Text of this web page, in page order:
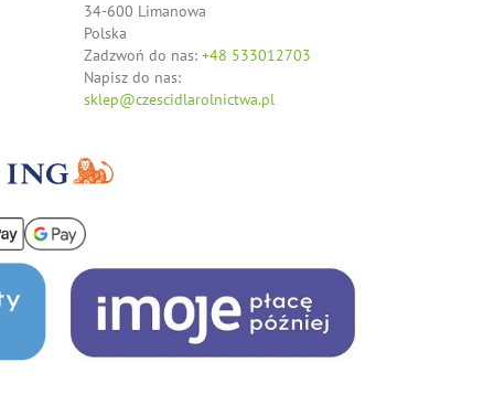
34-600 Limanowa
Polska
Zadzwoń do nas: +48 533012703
Napisz do nas:
sklep@czescidlarolnictwa.pl